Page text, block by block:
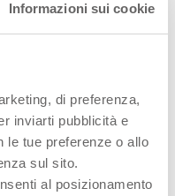
Informazioni sui cookie
di preferenza,
inviarti pubblicità e
le tue preferenze o allo
sul sito.
al posizionamento